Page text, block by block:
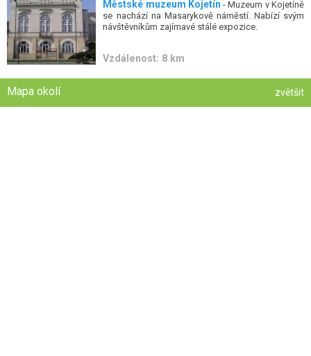
Městské muzeum Kojetín - Muzeum v Kojetíně
se nachází na Masarykově náměstí. Nabízí svým
návštěvníkům zajímavé stálé expozice.
Vzdálenost: 8 km
Mapa okolí zvětšit